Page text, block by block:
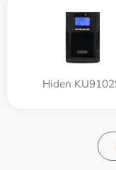
Hiden